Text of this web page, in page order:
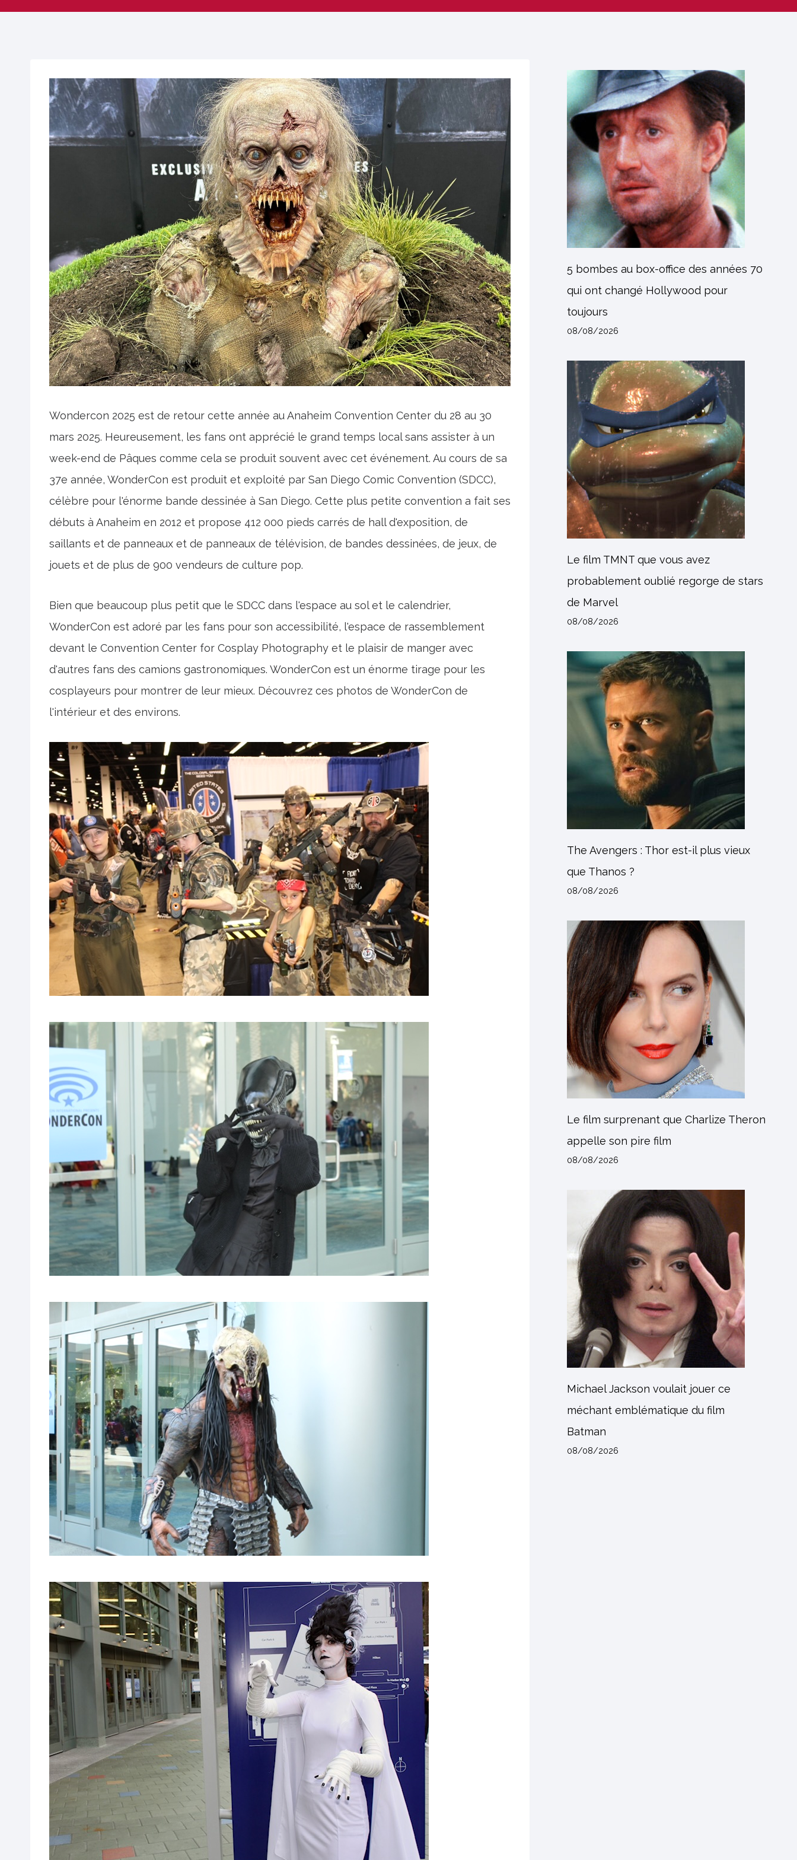
Wondercon 2025 est de retour cette année au Anaheim Convention Center du 28 au 30
mars 2025. Heureusement, les fans ont apprécié le grand temps local sans assister à un
week-end de Pâques comme cela se produit souvent avec cet événement. Au cours de sa
37e année, WonderCon est produit et exploité par San Diego Comic Convention (SDCC),
célèbre pour l'énorme bande dessinée à San Diego. Cette plus petite convention a fait ses
débuts à Anaheim en 2012 et propose 412 000 pieds carrés de hall d'exposition, de
saillants et de panneaux et de panneaux de télévision, de bandes dessinées, de jeux, de
jouets et de plus de 900 vendeurs de culture pop.
Bien que beaucoup plus petit que le SDCC dans l'espace au sol et le calendrier,
WonderCon est adoré par les fans pour son accessibilité, l'espace de rassemblement
devant le Convention Center for Cosplay Photography et le plaisir de manger avec
d'autres fans des camions gastronomiques. WonderCon est un énorme tirage pour les
cosplayeurs pour montrer de leur mieux. Découvrez ces photos de WonderCon de
l'intérieur et des environs.
5 bombes au box-office des années 70
qui ont changé Hollywood pour
toujours
08/08/2026
Le film TMNT que vous avez
probablement oublié regorge de stars
de Marvel
08/08/2026
The Avengers : Thor est-il plus vieux
que Thanos ?
08/08/2026
Le film surprenant que Charlize Theron
appelle son pire film
08/08/2026
Michael Jackson voulait jouer ce
méchant emblématique du film
Batman
08/08/2026